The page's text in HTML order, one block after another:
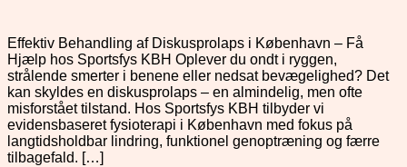
Effektiv Behandling af Diskusprolaps i København – Få
Hjælp hos Sportsfys KBH Oplever du ondt i ryggen,
strålende smerter i benene eller nedsat bevægelighed? Det
kan skyldes en diskusprolaps – en almindelig, men ofte
misforstået tilstand. Hos Sportsfys KBH tilbyder vi
evidensbaseret fysioterapi i København med fokus på
langtidsholdbar lindring, funktionel genoptræning og færre
tilbagefald. […]